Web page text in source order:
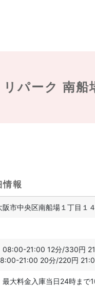
リパーク 南
報
阪市中央区南船場１丁目１
08:00-21:00 12分/330円
21:00 20分/220円
最大料金入庫当日24時ま